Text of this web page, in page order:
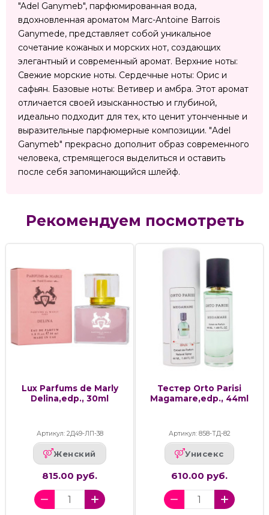
"Adel Ganymeb", парфюмированная вода,
вдохновленная ароматом Marc-Antoine Barrois
Ganymede, представляет собой уникальное
сочетание кожаных и морских нот, создающих
элегантный и современный аромат. Верхние ноты:
Свежие морские ноты. Сердечные ноты: Орис и
сафьян. Базовые ноты: Ветивер и амбра. Этот аромат
отличается своей изысканностью и глубиной,
идеально подходит для тех, кто ценит утонченные и
выразительные парфюмерные композиции. "Adel
Ganymeb" прекрасно дополнит образ современного
человека, стремящегося выделиться и оставить
после себя запоминающийся шлейф.
Рекомендуем посмотреть
Lux Parfums de Marly
Delina,edp., 30ml
Артикул: 2Д49-ЛП-38
Женский
815.00 руб.
Тестер Orto Parisi
Magamare,edp., 44ml
Артикул: 858-ТД-82
Унисекс
610.00 руб.